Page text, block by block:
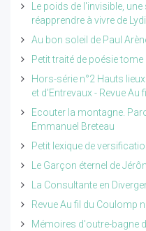
Le poids de l'invisible,
réapprendre à vivre de
Au bon soleil de Paul
Petit traité de poésie
Hors-série n°2 Hauts
et d'Entrevaux - Revue Au
Ecouter la montagne.
Emmanuel Breteau
Petit lexique de
Le Garçon éternel de
La Consultante en
Revue Au fil du Coulomp
Mémoires d'outre-bagne